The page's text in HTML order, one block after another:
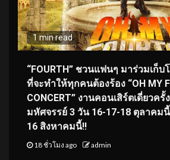
1 min read
“FOURTH” ชวนแฟนๆ มาร่วมเก็บ
ที่จะทำให้ทุกคนต้องร้อง “OH MY
CONCERT” งานคอนเสิร์ตเดี่ยวค
มหัศจรรย์ 3 วัน 16-17-18 ตุลาคม
16 สิงหาคมนี้!!
18 ชั่วโมง ago admin